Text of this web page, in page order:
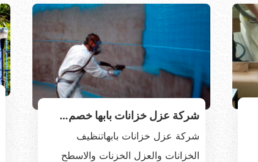
شركة عزل خزانات بابها خصم…
شركة عزل خزانات بابهاتنظيف
الخزانات والعزل الخزنات والاسطح